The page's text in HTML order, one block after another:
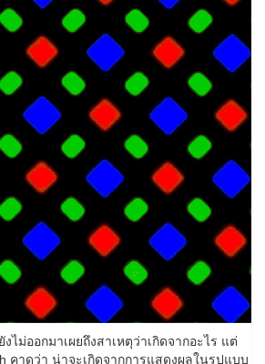
ไม่ออกมาเผยถึงสาเหตุว่าเกิดจากอะไร แต่
คาดว่า น่าจะเกิดจากการแสดงผลในรูปแบบ